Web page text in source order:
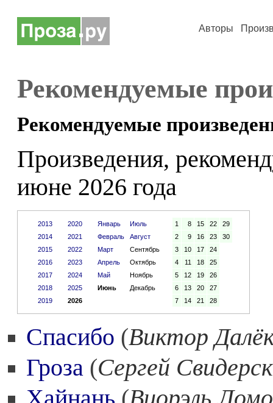
Авторы
Рекомендуемые
Рекомендуемые
Произведения,
июне 2026 года
2013
2014
2015
2016
2017
2018
2019
2020
2021
2022
2023
2024
2025
2026
Январь
Июль
Февраль
Август
Март
Сентябрь
Апрель
Октябрь
Май
Ноябрь
Июнь
Декабрь
1 8 15 22
29
2
9 16 23
30
3
10 17
24
4
11 18
25
5
12 19
26
6
13 20
27
7
14 21 28
Спасибо (Виктор
Гроза (Сергей